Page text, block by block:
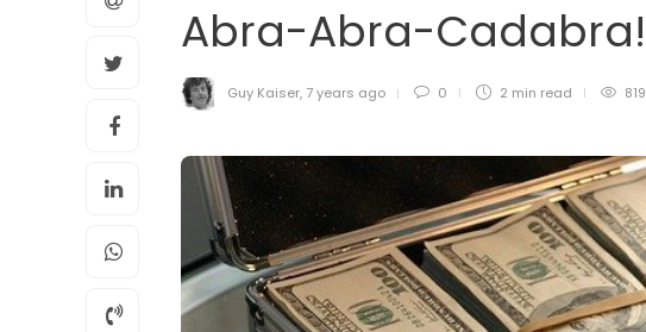
Abra-Abra-Cadabra!
Guy Kaiser, 7 years ago 0 2 min read 819